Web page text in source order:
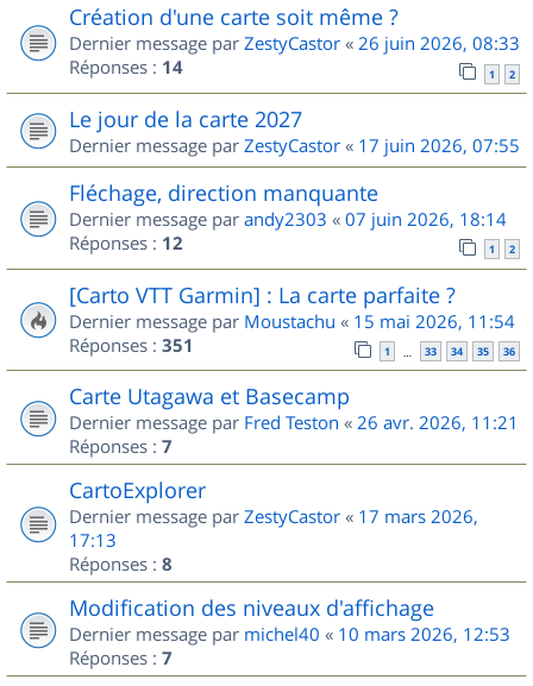
Création d'une carte soit même ?
Dernier message par ZestyCastor « 26 juin 2026, 08:33
Réponses : 14 1 2
Le jour de la carte 2027
Dernier message par ZestyCastor « 17 juin 2026, 07:55
Fléchage, direction manquante
Dernier message par andy2303 « 07 juin 2026, 18:14
Réponses : 12 1 2
[Carto VTT Garmin] : La carte parfaite ?
Dernier message par Moustachu « 15 mai 2026, 11:54
Réponses : 351 1 … 33 34 35 36
Carte Utagawa et Basecamp
Dernier message par Fred Teston « 26 avr. 2026, 11:21
Réponses : 7
CartoExplorer
Dernier message par ZestyCastor « 17 mars 2026,
17:13
Réponses : 8
Modification des niveaux d'affichage
Dernier message par michel40 « 10 mars 2026, 12:53
Réponses : 7